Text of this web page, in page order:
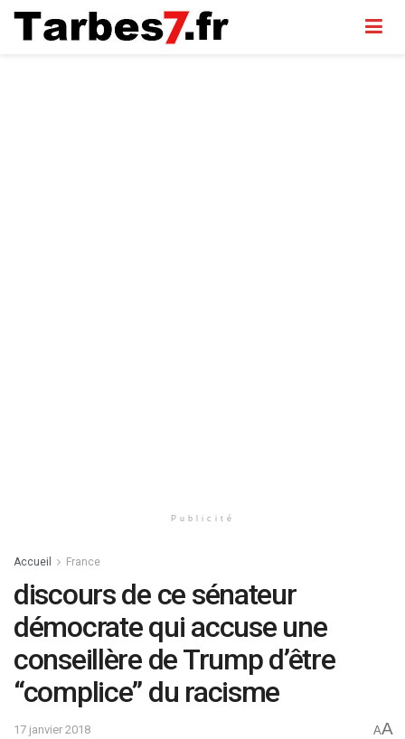
Publicité
Accueil France
discours de ce sénateur
démocrate qui accuse une
conseillère de Trump d’être
“complice” du racisme
17 janvier 2018 AA